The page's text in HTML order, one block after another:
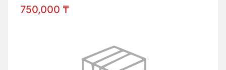
750,000 ₸